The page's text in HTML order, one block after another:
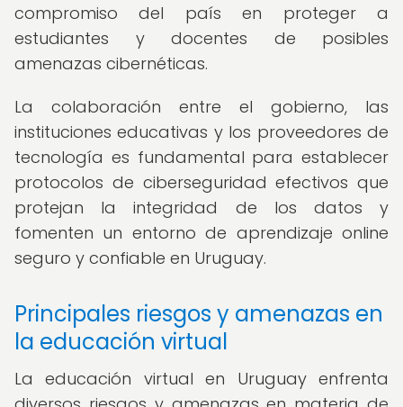
compromiso del país en proteger a
estudiantes y docentes de posibles
amenazas cibernéticas.
La colaboración entre el gobierno, las
instituciones educativas y los proveedores de
tecnología es fundamental para establecer
protocolos de ciberseguridad efectivos que
protejan la integridad de los datos y
fomenten un entorno de aprendizaje online
seguro y confiable en Uruguay.
Principales riesgos y amenazas en
la educación virtual
La educación virtual en Uruguay enfrenta